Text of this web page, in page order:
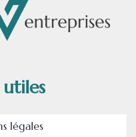
utiles
légales